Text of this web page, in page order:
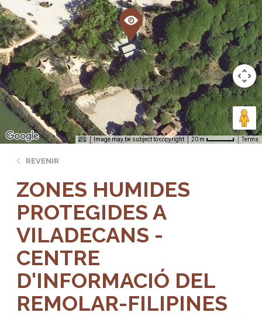
Image may be subject to copyright 20 m Terms
REVENIR
ZONES HUMIDES
PROTEGIDES A
VILADECANS -
CENTRE
D'INFORMACIÓ DEL
REMOLAR-FILIPINES